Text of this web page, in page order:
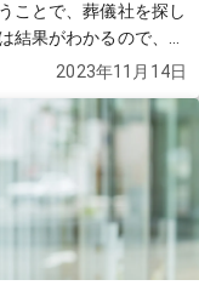
「いつ顔がみられるの
の詳細などは決められ
2023年11月14日